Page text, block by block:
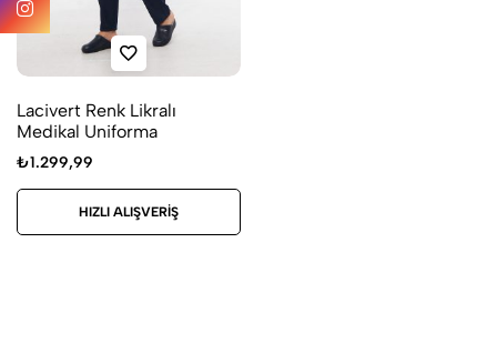
Lacivert Renk Likralı
Medikal Uniforma
₺1.299,99
HIZLI ALIŞVERIŞ